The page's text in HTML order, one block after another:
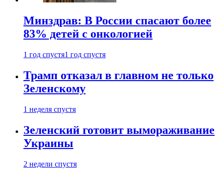
Минздрав: В России спасают более
83% детей с онкологией
1 год спустя1 год спустя
Трамп отказал в главном не только
Зеленскому
1 неделя спустя
Зеленский готовит вымораживание
Украины
2 недели спустя